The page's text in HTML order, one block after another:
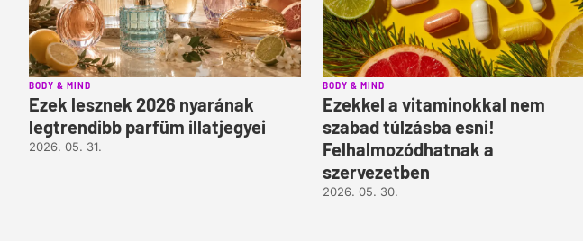
BODY & MIND
Ezek lesznek 2026 nyarának
legtrendibb parfüm illatjegyei
2026. 05. 31.
BODY & MIND
Ezekkel a vitaminokkal nem
szabad túlzásba esni!
Felhalmozódhatnak a
szervezetben
2026. 05. 30.